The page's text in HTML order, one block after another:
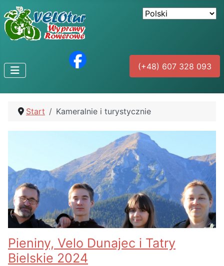
(+48) 607 328 093
Start Kameralnie i turystycznie
Pieniny, Velo Dunajec i Tatry
Bielskie 2024